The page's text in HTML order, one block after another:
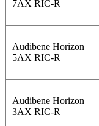
7AX RIC-R
Audibene Horizon
5AX RIC-R
Audibene Horizon
3AX RIC-R